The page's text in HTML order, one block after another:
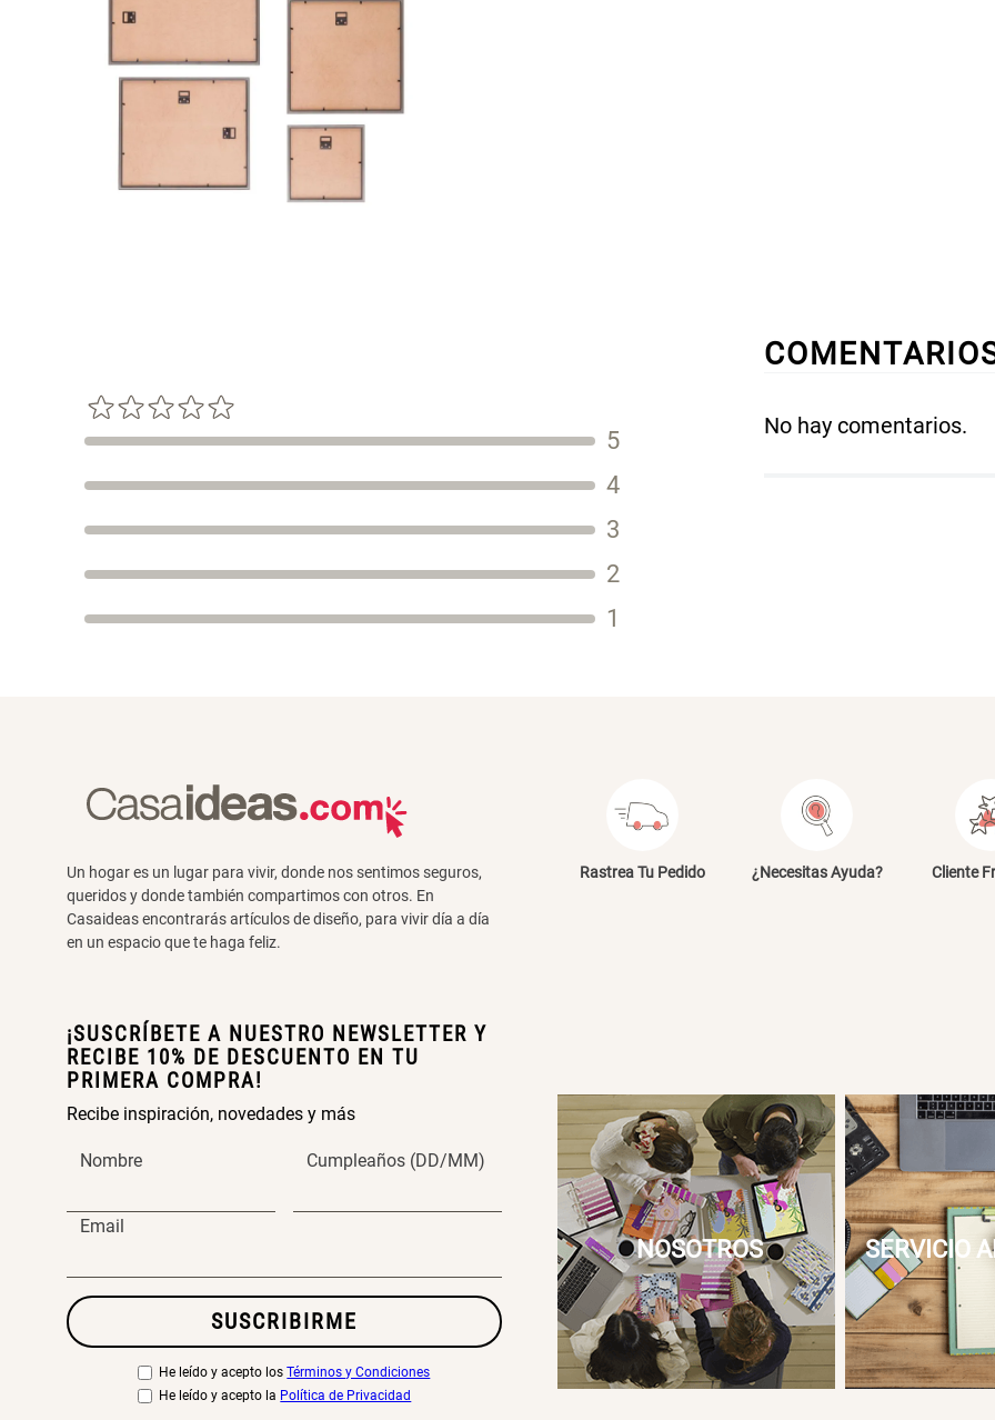
5
4
3
2
1
No hay comentarios.
Un hogar es un lugar para vivir, donde nos sentimos seguros,
queridos y donde también compartimos con otros. En
Casaideas encontrarás artículos de diseño, para vivir día a día
en un espacio que te haga feliz.
¡SUSCRÍBETE A NUESTRO NEWSLETTER Y
RECIBE 10% DE DESCUENTO EN TU
PRIMERA COMPRA!
Recibe inspiración, novedades y más
Nombre Cumpleaños (DD/MM)
Email
SUSCRIBIRME
He leído y acepto los Términos y Condiciones
He leído y acepto la Política de Privacidad
Rastrea Tu Pedido ¿Necesitas Ayuda? Cliente
NOSOTROS SERVICIO